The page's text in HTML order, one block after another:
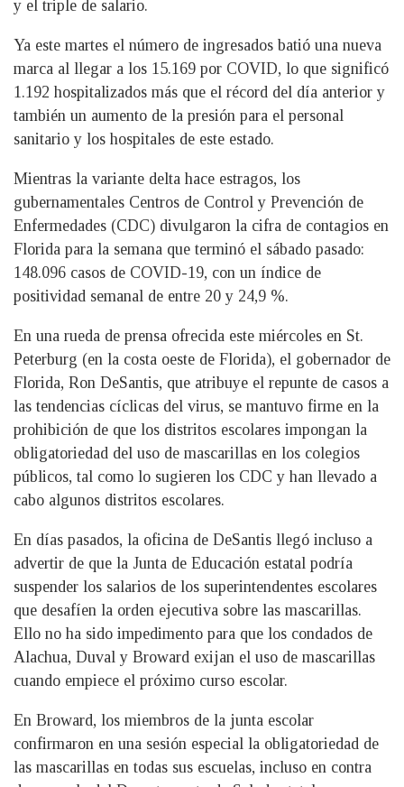
y el triple de salario.
Ya este martes el número de ingresados batió una nueva
marca al llegar a los 15.169 por COVID, lo que significó
1.192 hospitalizados más que el récord del día anterior y
también un aumento de la presión para el personal
sanitario y los hospitales de este estado.
Mientras la variante delta hace estragos, los
gubernamentales Centros de Control y Prevención de
Enfermedades (CDC) divulgaron la cifra de contagios en
Florida para la semana que terminó el sábado pasado:
148.096 casos de COVID-19, con un índice de
positividad semanal de entre 20 y 24,9 %.
En una rueda de prensa ofrecida este miércoles en St.
Peterburg (en la costa oeste de Florida), el gobernador de
Florida, Ron DeSantis, que atribuye el repunte de casos a
las tendencias cíclicas del virus, se mantuvo firme en la
prohibición de que los distritos escolares impongan la
obligatoriedad del uso de mascarillas en los colegios
públicos, tal como lo sugieren los CDC y han llevado a
cabo algunos distritos escolares.
En días pasados, la oficina de DeSantis llegó incluso a
advertir de que la Junta de Educación estatal podría
suspender los salarios de los superintendentes escolares
que desafíen la orden ejecutiva sobre las mascarillas.
Ello no ha sido impedimento para que los condados de
Alachua, Duval y Broward exijan el uso de mascarillas
cuando empiece el próximo curso escolar.
En Broward, los miembros de la junta escolar
confirmaron en una sesión especial la obligatoriedad de
las mascarillas en todas sus escuelas, incluso en contra